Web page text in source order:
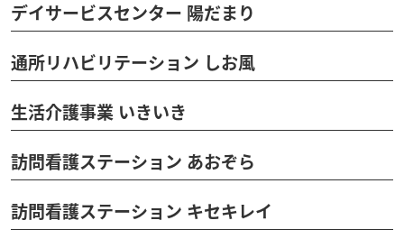
デイサービスセンター 陽だまり
通所リハビリテーション しお風
生活介護事業 いきいき
訪問看護ステーション あおぞら
訪問看護ステーション キセキレイ